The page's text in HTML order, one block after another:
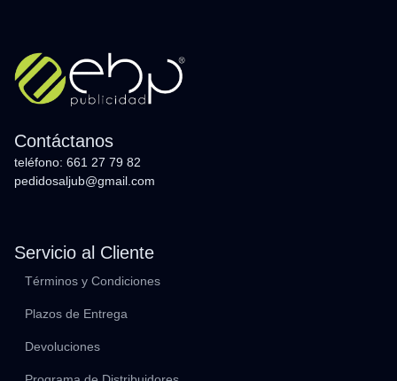
Contáctanos
teléfono: 661 27 79 82
pedidosaljub@gmail.com
Servicio al Cliente
Términos y Condiciones
Plazos de Entrega
Devoluciones